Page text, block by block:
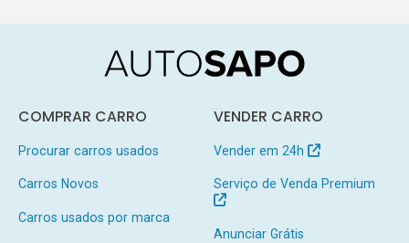
COMPRAR CARRO
Procurar carros usados
Carros Novos
Carros usados por marca
VENDER CARRO
Vender em 24h
Serviço de Venda Premium
Anunciar Grátis